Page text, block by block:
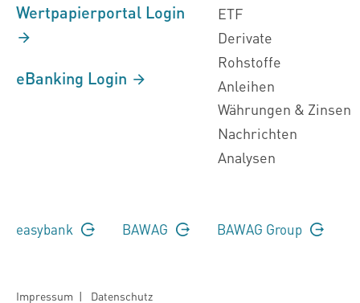
Wertpapierportal Login
eBanking Login
ETF
Derivate
Rohstoffe
Anleihen
Währungen & Zinsen
Nachrichten
Analysen
easybank BAWAG BAWAG Group
Impressum | Datenschutz